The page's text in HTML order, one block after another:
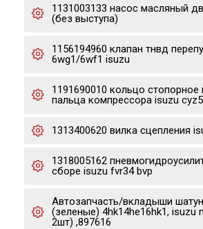
1131003133 насос масляный
(без выступа)
1156194960 клапан тнвд
6wg1/6wf1 isuzu
1191690010 кольцо стопорное
пальца компрессора isuzu
1313400620 вилка сцепления
1318005162
сборе isuzu fvr34 bvp
Автозапчасть/вкладыши
(зеленые) 4hk14he16hk1, isuzu
2шт) ,897616